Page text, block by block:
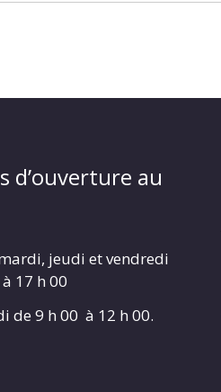
d’ouverture au
jeudi et vendredi
17 h 00
de 9 h 00 à 12 h 00.